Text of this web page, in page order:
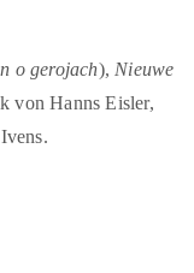
o gerojach), Nieuwe
von Hanns Eisler,